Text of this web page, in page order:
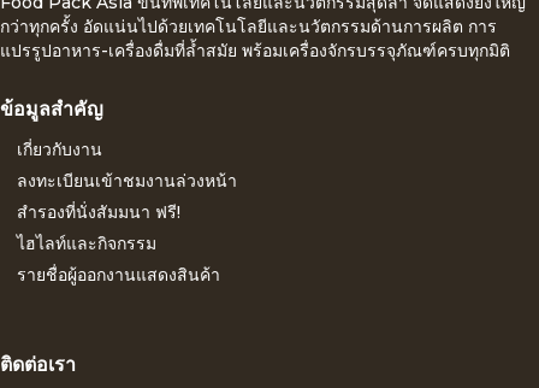
กว่าทุกครั้ง อัดแน่นไปด้วยเทคโนโลยีและนวัตกรรมด้านการผลิต การ
แปรรูปอาหาร-เครื่องดื่มที่ล้ำสมัย พร้อมเครื่องจักรบรรจุภัณฑ์ครบทุกมิติ
ข้อมูลสำคัญ
เกี่ยวกับงาน
ลงทะเบียนเข้าชมงานล่วงหน้า
สำรองที่นั่งสัมมนา ฟรี!
ไฮไลท์และกิจกรรม
รายชื่อผู้ออกงานแสดงสินค้า
ติดต่อเรา